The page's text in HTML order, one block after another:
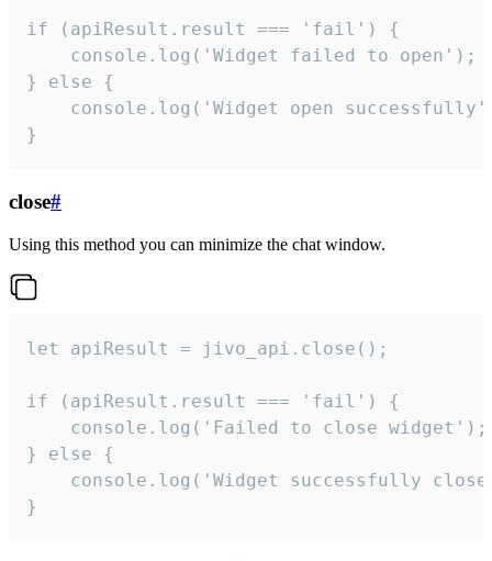
if (apiResult.result === 'fail') {
    console.log('Widget failed to open');
} else {
console.log('Widget open
}
close#
Using this method you can minimize the chat window.
let apiResult = jivo_api.close();
if (apiResult.result === 'fail') {
    console.log('Failed to close widget');
} else {
console.log('Widget successfully
}